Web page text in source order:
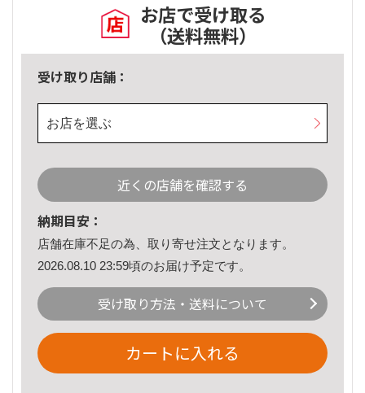
お店で受け取る
（送料無料）
受け取り店舗：
お店を選ぶ
近くの店舗を確認する
納期目安：
店舗在庫不足の為、取り寄せ注文となります。
2026.08.10 23:59頃のお届け予定です。
受け取り方法・送料について
カートに入れる